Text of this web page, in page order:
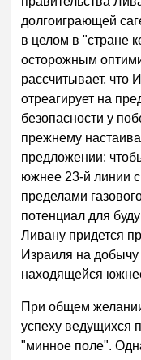
долгоиграющей
в целом в "стране
осторожным
рассчитывает, что
отреагирует на
безопасности у
прежнему
предложении:
южнее 23-й линии
пределами
потенциал для
Ливану придется
Израиля на
находящейся
При общем желании
успеху ведущихся
"минное поле".